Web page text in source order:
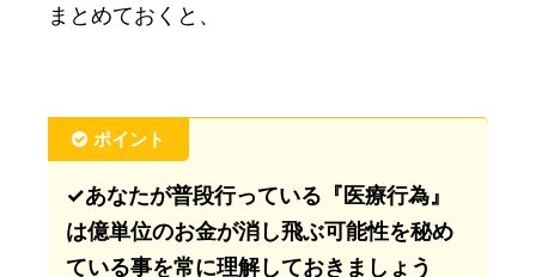
まとめておくと、
ポイント
✓あなたが普段行っている『医療行為』
は億単位のお金が消し飛ぶ可能性を秘め
ている事を常に理解しておきましょう